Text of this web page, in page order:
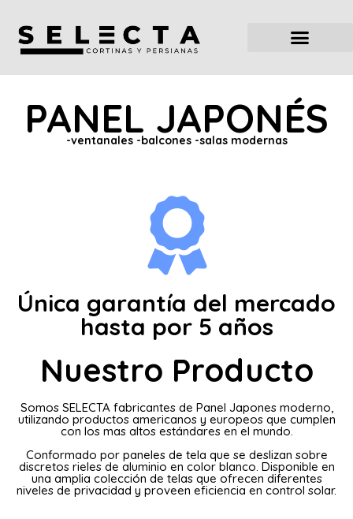
PANEL JAPONÉS
-ventanales -balcones -salas modernas
Nuestro Producto
Somos SELECTA fabricantes de Panel Japones moderno,
utilizando productos americanos y europeos que cumplen
con los mas altos estándares en el mundo.
Conformado por paneles de tela que se deslizan sobre
discretos rieles de aluminio en color blanco. Disponible en
una amplia colección de telas que ofrecen diferentes
niveles de privacidad y proveen eficiencia en control solar.
Única garantía del mercado
hasta por 5 años